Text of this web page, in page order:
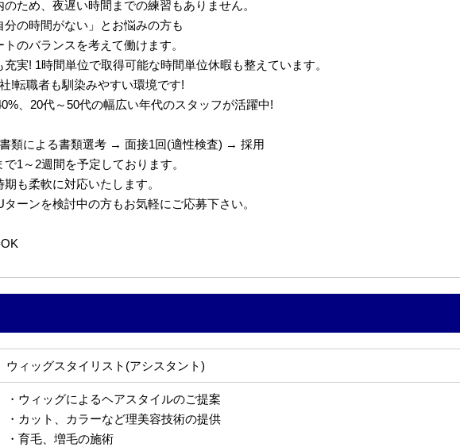
ため、夜遅い時間までの練習もありません。
分の時間がない」とお悩みの方も
のバランスを考えて働けます。
充実! 1時間単位で取得可能な時間単位休暇も整えています。
!転職者も馴染みやすい環境です!
、20代～50代の幅広い年代のスタッフが活躍中!
類による書類選考 → 面接1回(適性検査) → 採用
1～2週間を予定しております。
も柔軟に対応いたします。
ーンを検討中の方もお気軽にご応募下さい。
ウィッグスタイリスト(アシスタント)
・ウィッグによるヘアスタイルのご提案
・カット、カラーなど理美容技術の提供
・育毛、増毛の施術